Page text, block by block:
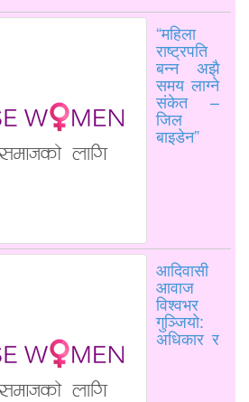
“महिला
राष्ट्रपति
बन्न अझै
समय लाग्ने
संकेत –
जिल
बाइडेन”
आदिवासी
आवाज
विश्वभर
गुञ्जियो:
अधिकार र